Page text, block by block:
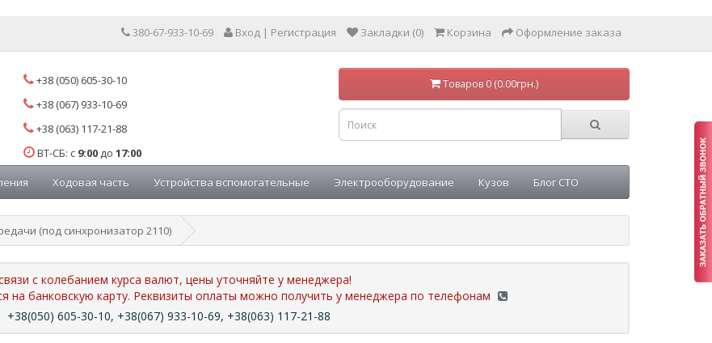
380-67-933-10-69 Вход | Регистрация Закладки (0) Корзина Оформление заказа
+38 (050) 605-30-10
+38 (067) 933-10-69
+38 (063) 117-21-88
ВТ-СБ: с 9:00 до 17:00
Товаров 0 (0.00грн.)
Ходовая часть Устройства вспомогательные Электрооборудование Кузов Блог СТО
(под синхронизатор 2110)
с колебанием курса валют, цены уточняйте у менеджера!
на банковскую карту. Реквизиты оплаты можно получить у менеджера по телефонам
+38(050) 605-30-10, +38(067) 933-10-69, +38(063) 117-21-88